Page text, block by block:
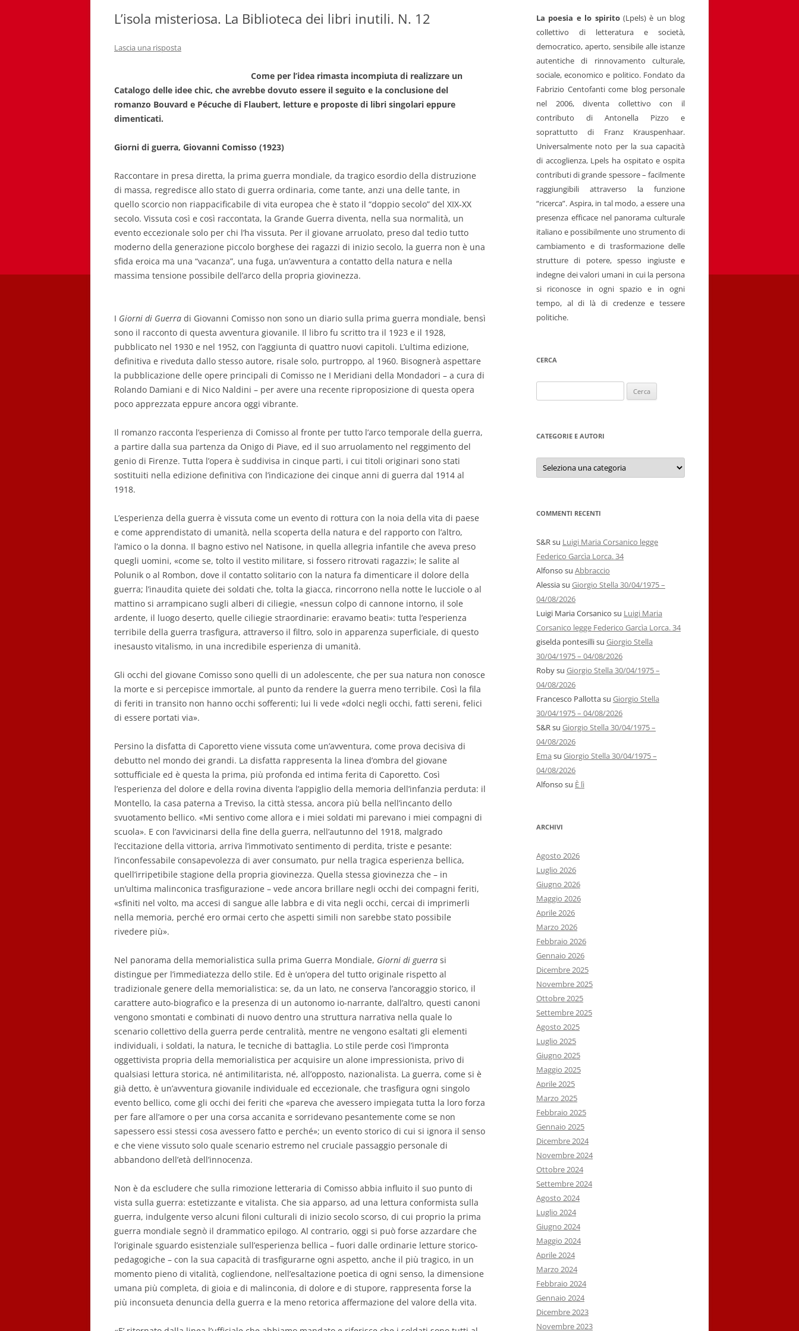
GIOVANNI NUSCIS
KIKA BOHR
PASQUALE VITAGLIANO
RICCARDO FERRAZZI
ROBERTO PLEVANO
STEFANIE GOLISCH
L’isola misteriosa. La Biblioteca dei libri inutili. N. 12
Lascia una risposta
Come per l’idea rimasta incompiuta di realizzare un
Catalogo delle idee chic, che avrebbe dovuto essere il seguito e la conclusione del
romanzo Bouvard e Pécuche di Flaubert, letture e proposte di libri singolari eppure
dimenticati.
Giorni di guerra, Giovanni Comisso (1923)
Raccontare in presa diretta, la prima guerra mondiale, da tragico esordio della distruzione
di massa, regredisce allo stato di guerra ordinaria, come tante, anzi una delle tante, in
quello scorcio non riappacificabile di vita europea che è stato il “doppio secolo” del XIX-XX
secolo. Vissuta così e così raccontata, la Grande Guerra diventa, nella sua normalità, un
evento eccezionale solo per chi l’ha vissuta. Per il giovane arruolato, preso dal tedio tutto
moderno della generazione piccolo borghese dei ragazzi di inizio secolo, la guerra non è una
sfida eroica ma una “vacanza”, una fuga, un’avventura a contatto della natura e nella
massima tensione possibile dell’arco della propria giovinezza.
I Giorni di Guerra di Giovanni Comisso non sono un diario sulla prima guerra mondiale, bensì
sono il racconto di questa avventura giovanile. Il libro fu scritto tra il 1923 e il 1928,
pubblicato nel 1930 e nel 1952, con l’aggiunta di quattro nuovi capitoli. L’ultima edizione,
definitiva e riveduta dallo stesso autore, risale solo, purtroppo, al 1960. Bisognerà aspettare
la pubblicazione delle opere principali di Comisso ne I Meridiani della Mondadori – a cura di
Rolando Damiani e di Nico Naldini – per avere una recente riproposizione di questa opera
poco apprezzata eppure ancora oggi vibrante.
Il romanzo racconta l’esperienza di Comisso al fronte per tutto l’arco temporale della guerra,
a partire dalla sua partenza da Onigo di Piave, ed il suo arruolamento nel reggimento del
genio di Firenze. Tutta l’opera è suddivisa in cinque parti, i cui titoli originari sono stati
sostituiti nella edizione definitiva con l’indicazione dei cinque anni di guerra dal 1914 al
1918.
L’esperienza della guerra è vissuta come un evento di rottura con la noia della vita di paese
e come apprendistato di umanità, nella scoperta della natura e del rapporto con l’altro,
l’amico o la donna. Il bagno estivo nel Natisone, in quella allegria infantile che aveva preso
quegli uomini, «come se, tolto il vestito militare, si fossero ritrovati ragazzi»; le salite al
Polunik o al Rombon, dove il contatto solitario con la natura fa dimenticare il dolore della
guerra; l’inaudita quiete dei soldati che, tolta la giacca, rincorrono nella notte le lucciole o al
mattino si arrampicano sugli alberi di ciliegie, «nessun colpo di cannone intorno, il sole
ardente, il luogo deserto, quelle ciliegie straordinarie: eravamo beati»: tutta l’esperienza
terribile della guerra trasfigura, attraverso il filtro, solo in apparenza superficiale, di questo
inesausto vitalismo, in una incredibile esperienza di umanità.
Gli occhi del giovane Comisso sono quelli di un adolescente, che per sua natura non conosce
la morte e si percepisce immortale, al punto da rendere la guerra meno terribile. Così la fila
di feriti in transito non hanno occhi sofferenti; lui li vede «dolci negli occhi, fatti sereni, felici
di essere portati via».
Persino la disfatta di Caporetto viene vissuta come un’avventura, come prova decisiva di
debutto nel mondo dei grandi. La disfatta rappresenta la linea d’ombra del giovane
sottufficiale ed è questa la prima, più profonda ed intima ferita di Caporetto. Così
l’esperienza del dolore e della rovina diventa l’appiglio della memoria dell’infanzia perduta: il
Montello, la casa paterna a Treviso, la città stessa, ancora più bella nell’incanto dello
svuotamento bellico. «Mi sentivo come allora e i miei soldati mi parevano i miei compagni di
scuola». E con l’avvicinarsi della fine della guerra, nell’autunno del 1918, malgrado
l’eccitazione della vittoria, arriva l’immotivato sentimento di perdita, triste e pesante:
l’inconfessabile consapevolezza di aver consumato, pur nella tragica esperienza bellica,
quell’irripetibile stagione della propria giovinezza. Quella stessa giovinezza che – in
un’ultima malinconica trasfigurazione – vede ancora brillare negli occhi dei compagni feriti,
«sfiniti nel volto, ma accesi di sangue alle labbra e di vita negli occhi, cercai di imprimerli
nella memoria, perché ero ormai certo che aspetti simili non sarebbe stato possibile
rivedere più».
Nel panorama della memorialistica sulla prima Guerra Mondiale, Giorni di guerra si
distingue per l’immediatezza dello stile. Ed è un’opera del tutto originale rispetto al
tradizionale genere della memorialistica: se, da un lato, ne conserva l’ancoraggio storico, il
carattere auto-biografico e la presenza di un autonomo io-narrante, dall’altro, questi canoni
vengono smontati e combinati di nuovo dentro una struttura narrativa nella quale lo
scenario collettivo della guerra perde centralità, mentre ne vengono esaltati gli elementi
individuali, i soldati, la natura, le tecniche di battaglia. Lo stile perde così l’impronta
oggettivista propria della memorialistica per acquisire un alone impressionista, privo di
qualsiasi lettura storica, né antimilitarista, né, all’opposto, nazionalista. La guerra, come si è
già detto, è un’avventura giovanile individuale ed eccezionale, che trasfigura ogni singolo
evento bellico, come gli occhi dei feriti che «pareva che avessero impiegata tutta la loro forza
per fare all’amore o per una corsa accanita e sorridevano pesantemente come se non
sapessero essi stessi cosa avessero fatto e perché»; un evento storico di cui si ignora il senso
e che viene vissuto solo quale scenario estremo nel cruciale passaggio personale di
abbandono dell’età dell’innocenza.
Non è da escludere che sulla rimozione letteraria di Comisso abbia influito il suo punto di
vista sulla guerra: estetizzante e vitalista. Che sia apparso, ad una lettura conformista sulla
guerra, indulgente verso alcuni filoni culturali di inizio secolo scorso, di cui proprio la prima
guerra mondiale segnò il drammatico epilogo. Al contrario, oggi si può forse azzardare che
l’originale sguardo esistenziale sull’esperienza bellica – fuori dalle ordinarie letture storico-
pedagogiche – con la sua capacità di trasfigurarne ogni aspetto, anche il più tragico, in un
momento pieno di vitalità, cogliendone, nell’esaltazione poetica di ogni senso, la dimensione
umana più completa, di gioia e di malinconia, di dolore e di stupore, rappresenta forse la
più inconsueta denuncia della guerra e la meno retorica affermazione del valore della vita.
La poesia e lo spirito(Lpels) è un blog
collettivo di letteratura e società,
democratico, aperto, sensibile alle istanze
autentiche di rinnovamento culturale,
sociale, economico e politico. Fondato da
Fabrizio Centofanti come blog personale
nel 2006, diventa collettivo con il
contributo di Antonella Pizzo e
soprattutto di Franz Krauspenhaar.
Universalmente noto per la sua capacità
di accoglienza, Lpels ha ospitato e ospita
contributi di grande spessore – facilmente
raggiungibili attraverso la funzione
“ricerca”. Aspira, in tal modo, a essere una
presenza efficace nel panorama culturale
italiano e possibilmente uno strumento di
cambiamento e di trasformazione delle
strutture di potere, spesso ingiuste e
indegne dei valori umani in cui la persona
si riconosce in ogni spazio e in ogni
tempo, al di là di credenze e tessere
politiche.
CERCA
per:
CATEGORIE E AUTORI
Categorie
autori
COMMENTI RECENTI
S&Rsu Luigi Maria Corsanico legge
Federico Garcìa Lorca. 34
Alfonso su Abbraccio
Alessiasu Giorgio Stella 30/04/1975 –
04/08/2026
Luigi Maria Corsanico su Luigi Maria
Corsanico legge Federico Garcìa Lorca. 34
giselda pontesillisu Giorgio Stella
30/04/1975 – 04/08/2026
Robysu Giorgio Stella 30/04/1975 –
04/08/2026
Francesco Pallottasu Giorgio Stella
30/04/1975 – 04/08/2026
S&Rsu Giorgio Stella 30/04/1975 –
04/08/2026
Ema su Giorgio Stella 30/04/1975 –
04/08/2026
Alfonso su È lì
ARCHIVI
Agosto 2026
Luglio 2026
Giugno 2026
Maggio 2026
Aprile 2026
Marzo 2026
Febbraio 2026
Gennaio 2026
Dicembre 2025
Novembre 2025
Ottobre 2025
Settembre 2025
Agosto 2025
Luglio 2025
Giugno 2025
Maggio 2025
Aprile 2025
Marzo 2025
Febbraio 2025
Gennaio 2025
Dicembre 2024
Novembre 2024
Ottobre 2024
Settembre 2024
Agosto 2024
Luglio 2024
Giugno 2024
Maggio 2024
Aprile 2024
Marzo 2024
Febbraio 2024
Gennaio 2024
Dicembre 2023
Novembre 2023